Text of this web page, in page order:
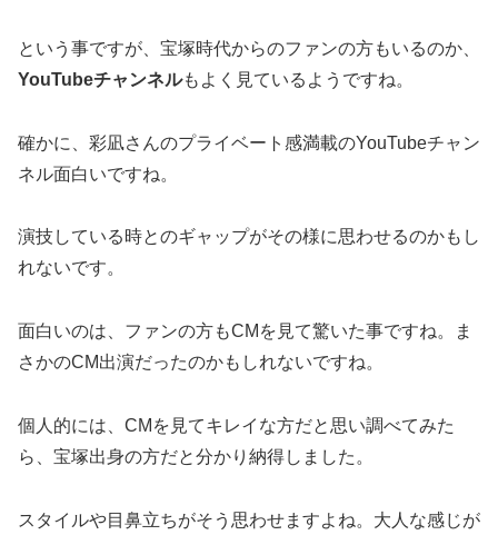
という事ですが、宝塚時代からのファンの方もいるのか、
YouTubeチャンネルもよく見ているようですね。
確かに、彩凪さんのプライベート感満載のYouTubeチャン
ネル面白いですね。
演技している時とのギャップがその様に思わせるのかもし
れないです。
面白いのは、ファンの方もCMを見て驚いた事ですね。ま
さかのCM出演だったのかもしれないですね。
個人的には、CMを見てキレイな方だと思い調べてみた
ら、宝塚出身の方だと分かり納得しました。
スタイルや目鼻立ちがそう思わせますよね。大人な感じが